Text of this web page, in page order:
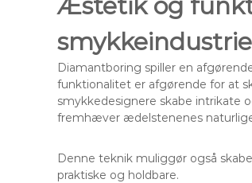
Æstetik og
Diamantboring spiller en
funktionalitet er afgørende for at
smykkedesignere skabe intrikate
fremhæver ædelstenenes
Denne teknik muliggør også
praktiske og holdbare.